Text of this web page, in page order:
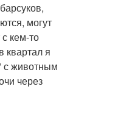
могут
кем-то
квартал я
с животным
через